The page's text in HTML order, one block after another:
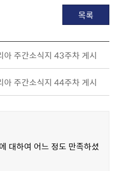
목록
주간소식지 43주차 게시
주간소식지 44주차 게시
대하여 어느 정도 만족하셨